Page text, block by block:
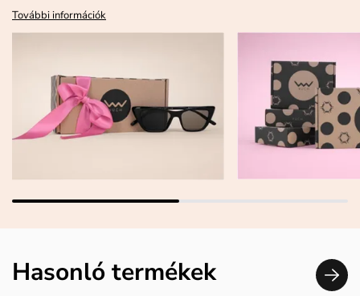
További információk
Hasonló termékek